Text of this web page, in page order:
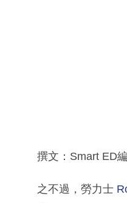
撰文：Smart ED
之不過，勞力士